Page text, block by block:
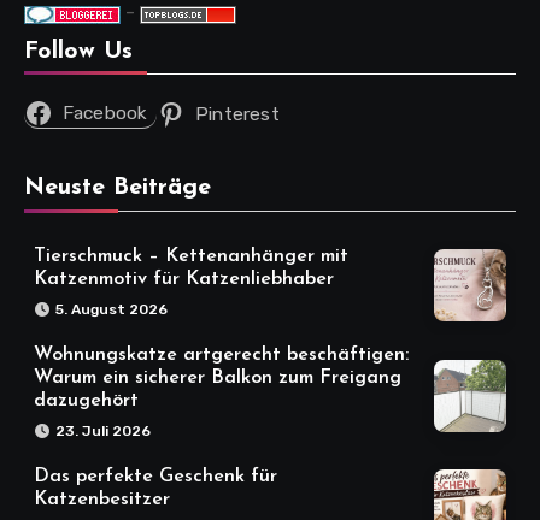
-
Follow Us
Facebook Pinterest
Neuste Beiträge
Tierschmuck – Kettenanhänger mit
Katzenmotiv für Katzenliebhaber
5. August 2026
Wohnungskatze artgerecht beschäftigen:
Warum ein sicherer Balkon zum Freigang
dazugehört
23. Juli 2026
Das perfekte Geschenk für
Katzenbesitzer